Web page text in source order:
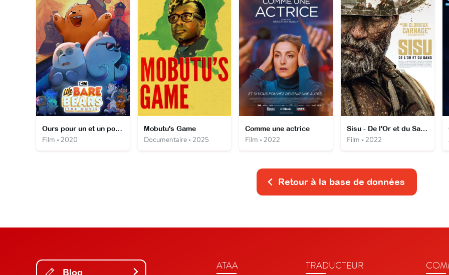
Ours pour un et un pour t'ours : le film
Film • 2020
Mobutu's Game
Documentaire • 2025
Comme une actrice
Film • 2022
Sisu - De l'Or et du Sang
Film • 2022
Retour à la base de données
Blog
ATAA TRADUCTEUR